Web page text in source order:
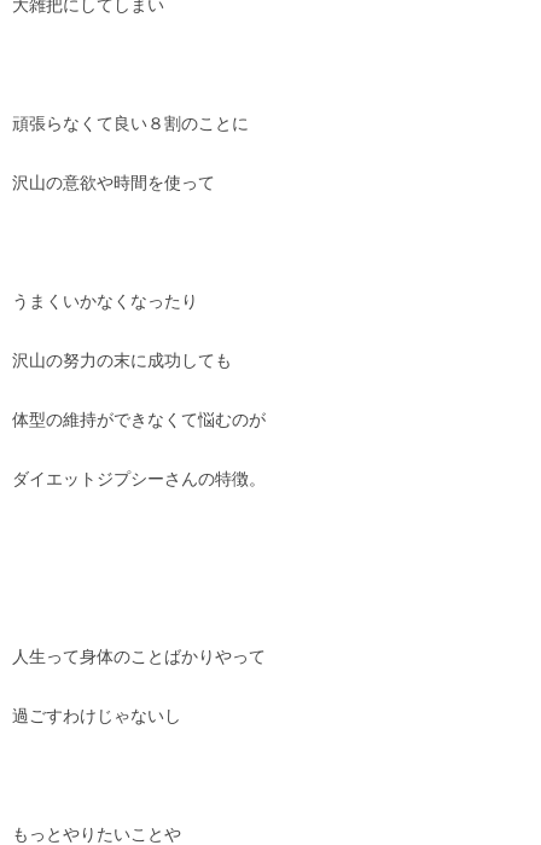
大雑把にしてしまい
頑張らなくて良い８割のことに
沢山の意欲や時間を使って
うまくいかなくなったり
沢山の努力の末に成功しても
体型の維持ができなくて悩むのが
ダイエットジプシーさんの特徴。
人生って身体のことばかりやって
過ごすわけじゃないし
もっとやりたいことや